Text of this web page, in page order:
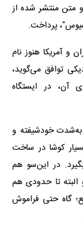
متن منتشر شده از
پرداخت.
و آمریکا هنوز نام
توافق می‌گوید،
آن، در ایستگاه
به‌شدت خودشیفته و
کوشا در ساخت
در این‌سو هم
البته تا حدودی هم
گاه حتی فراموش